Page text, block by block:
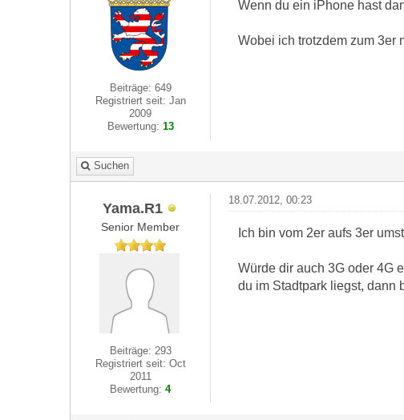
Beiträge: 649
Registriert seit: Jan
2009
Bewertung: 13
Wenn du ein iPhone hast
Wobei ich trotzdem zum 3er
Suchen
Yama.R1
Senior Member
Beiträge: 293
Registriert seit: Oct
2011
Bewertung:4
18.07.2012, 00:23
Ich bin vom 2er aufs 3er
Würde dir auch 3G oder 4G
du im Stadtpark liegst, dann